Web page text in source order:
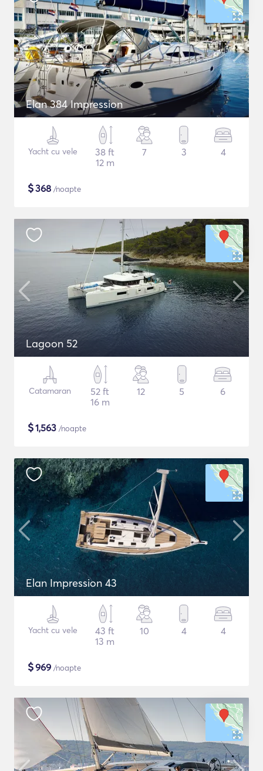
Elan 384 Impression
Yacht cu vele
38 ft
12 m
7 3 4
$368 /noapte
Lagoon 52
Catamaran
52 ft
16 m
12 5 6
$1,563 /noapte
Elan Impression 43
Yacht cu vele
43 ft
13 m
10 4 4
$969 /noapte